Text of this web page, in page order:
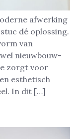
afwerking
dé oplossing.
van
nieuwbouw-
zorgt voor
esthetisch
In dit […]